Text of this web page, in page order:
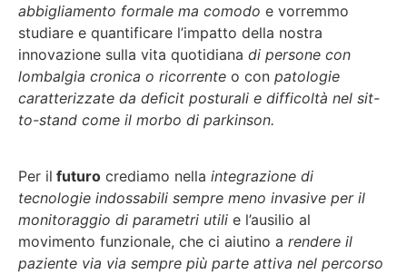
abbigliamento formale ma comodo e vorremmo
studiare e quantificare l’impatto della nostra
innovazione sulla vita quotidiana di persone con
lombalgia cronica o ricorrente o con patologie
caratterizzate da deficit posturali e difficoltà nel sit-
to-stand come il morbo di parkinson.
Per il futuro crediamo nella integrazione di
tecnologie indossabili sempre meno invasive per il
monitoraggio di parametri utili e l’ausilio al
movimento funzionale, che ci aiutino a rendere il
paziente via via sempre più parte attiva nel percorso